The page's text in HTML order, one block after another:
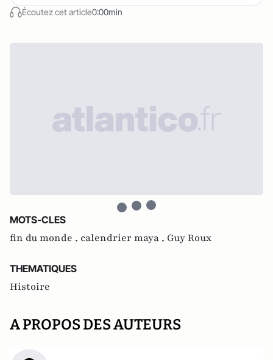
Écoutez cet article0:00min
MOTS-CLES
fin du monde , calendrier maya , Guy Roux
THEMATIQUES
Histoire
A PROPOS DES AUTEURS